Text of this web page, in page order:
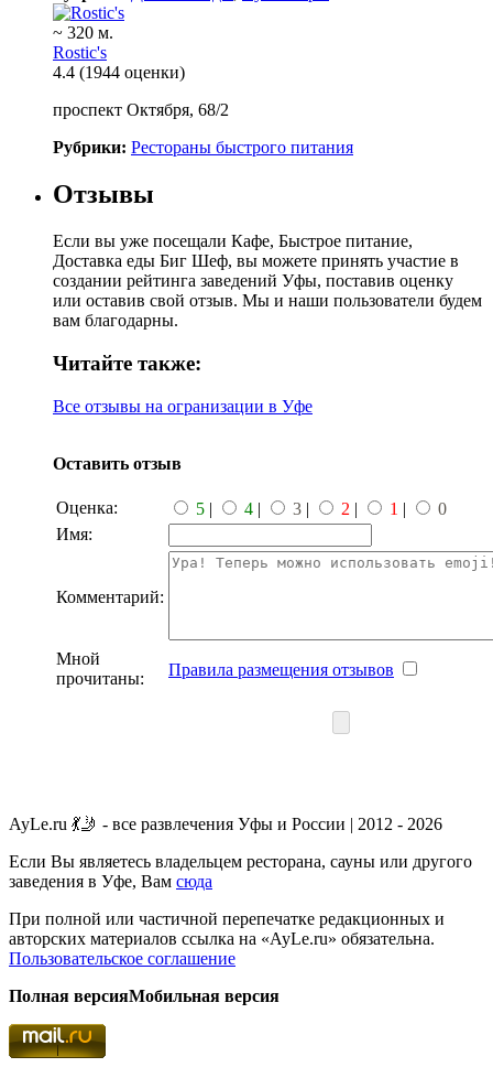
~ 320 м.
Rostic's
4.4 (1944 оценки)
проспект Октября, 68/2
Рубрики: Рестораны быстрого питания
Отзывы
Если вы уже посещали Кафе, Быстрое питание,
Доставка еды Биг Шеф, вы можете принять участие в
создании рейтинга заведений Уфы, поставив оценку
или оставив свой отзыв. Мы и наши пользователи будем
вам благодарны.
Читайте также:
Все отзывы на огранизации в Уфе
Оставить отзыв
Оценка: 5 | 4 | 3 | 2 | 1 |
0
Имя:
Комментарий:
Мной
прочитаны:
Правила размещения отзывов
AyLe.ru 💃🤳 - все развлечения Уфы и России | 2012 - 2026
Если Вы являетесь владельцем ресторана, сауны или другого
заведения в Уфе, Вам сюда
При полной или частичной перепечатке редакционных и
авторских материалов ссылка на «AyLe.ru» обязательна.
Пользовательское соглашение
Полная версияМобильная версия